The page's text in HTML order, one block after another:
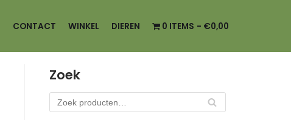
CONTACT WINKEL DIEREN 0 ITEMS €0,00
Zoek
ZO